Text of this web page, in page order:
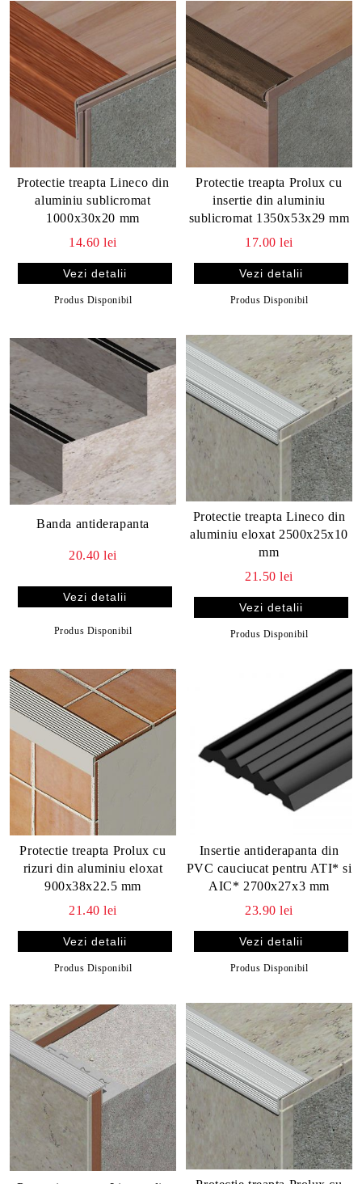
Protectie treapta Lineco din
aluminiu sublicromat
1000x30x20 mm
14.60 lei
Vezi detalii
Produs Disponibil
Protectie treapta Prolux cu
insertie din aluminiu
sublicromat 1350x53x29 mm
17.00 lei
Vezi detalii
Produs Disponibil
Banda antiderapanta
20.40 lei
Vezi detalii
Produs Disponibil
Protectie treapta Lineco din
aluminiu eloxat 2500x25x10
mm
21.50 lei
Vezi detalii
Produs Disponibil
Protectie treapta Prolux cu
rizuri din aluminiu eloxat
900x38x22.5 mm
21.40 lei
Vezi detalii
Produs Disponibil
Insertie antiderapanta din
PVC cauciucat pentru ATI* si
AIC* 2700x27x3 mm
23.90 lei
Vezi detalii
Produs Disponibil